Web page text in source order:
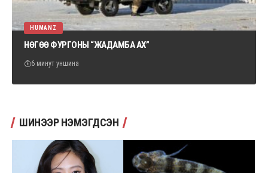
HUMANZ
НӨГӨӨ ФУРГОНЫ “ЖАДАМБА АХ”
6 минут уншина
ШИНЭЭР НЭМЭГДСЭН